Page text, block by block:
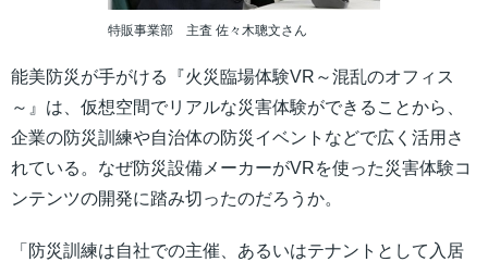
特販事業部 主査 佐々木聰文さん
能美防災が手がける『火災臨場体験VR～混乱のオフィス
～』は、仮想空間でリアルな災害体験ができることから、
企業の防災訓練や自治体の防災イベントなどで広く活用さ
れている。なぜ防災設備メーカーがVRを使った災害体験コ
ンテンツの開発に踏み切ったのだろうか。
「防災訓練は自社での主催、あるいはテナントとして入居